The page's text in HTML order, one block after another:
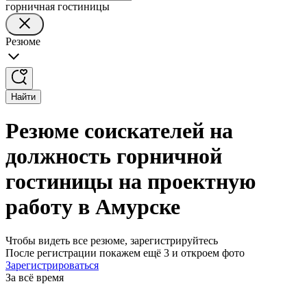
горничная гостиницы
Резюме
Найти
Резюме соискателей на
должность горничной
гостиницы на проектную
работу в Амурске
Чтобы видеть все резюме, зарегистрируйтесь
После регистрации покажем ещё 3 и откроем фото
Зарегистрироваться
За всё время